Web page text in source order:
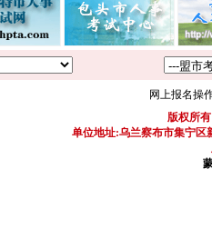
网上报名操
版权所
单位地址:乌兰察布市集宁区